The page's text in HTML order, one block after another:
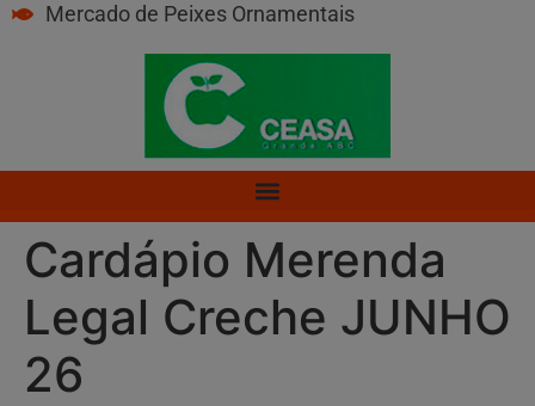
Mercado de Peixes Ornamentais
Cardápio Merenda
Legal Creche JUNHO
26